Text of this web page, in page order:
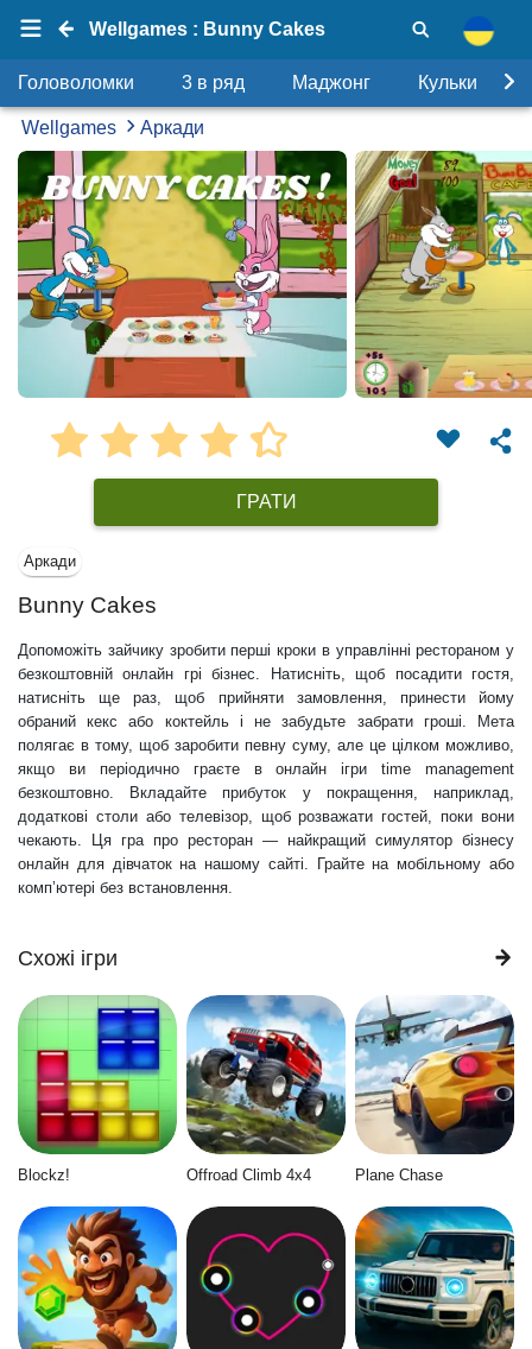
Wellgames : Bunny Cakes
Головоломки 3 в ряд Маджонг Кульки
Wellgames Аркади
ГРАТИ
Аркади
Bunny Cakes
Допоможіть зайчику зробити перші кроки в управлінні рестораном у
безкоштовній онлайн грі бізнес. Натисніть, щоб посадити гостя,
натисніть ще раз, щоб прийняти замовлення, принести йому
обраний кекс або коктейль і не забудьте забрати гроші. Мета
полягає в тому, щоб заробити певну суму, але це цілком можливо,
якщо ви періодично граєте в онлайн ігри time management
безкоштовно. Вкладайте прибуток у покращення, наприклад,
додаткові столи або телевізор, щоб розважати гостей, поки вони
чекають. Ця гра про ресторан — найкращий симулятор бізнесу
онлайн для дівчаток на нашому сайті. Грайте на мобільному або
комп’ютері без встановлення.
Схожі ігри
Blockz! Offroad Climb 4x4 Plane Chase